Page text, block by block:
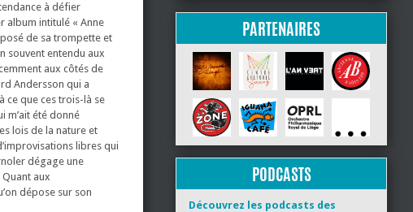
à défier
album intitulé « Anne
de sa trompette et
souvent entendu aux
aux côtés de
Andersson qui a
ce que ces trois-là se
m’ait été donné
lois de la nature et
libres qui
dégage une
aux
dépose sur son
PARTENAIRES
PODCASTS
Découvrez les podcasts des